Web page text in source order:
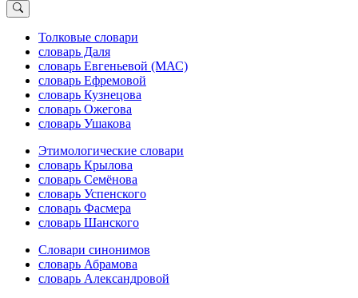
Толковые словари
словарь Даля
словарь Евгеньевой (МАС)
словарь Ефремовой
словарь Кузнецова
словарь Ожегова
словарь Ушакова
Этимологические словари
словарь Крылова
словарь Семёнова
словарь Успенского
словарь Фасмера
словарь Шанского
Словари синонимов
словарь Абрамова
словарь Александровой